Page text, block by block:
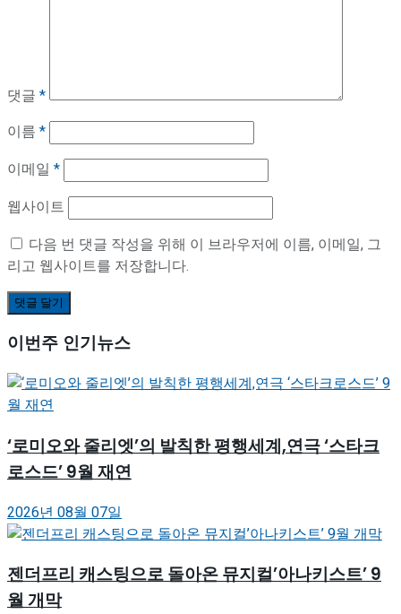
댓글 *
이름 *
이메일 *
웹사이트
다음 번 댓글 작성을 위해 이 브라우저에 이름, 이메일, 그
리고 웹사이트를 저장합니다.
이번주 인기뉴스
‘로미오와 줄리엣’의 발칙한 평행세계,연극 ‘스타크
로스드’ 9월 재연
2026년 08월 07일
젠더프리 캐스팅으로 돌아온 뮤지컬’아나키스트’ 9
월 개막